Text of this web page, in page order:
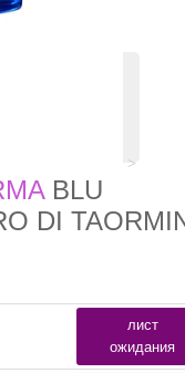
˃
BLU
DI
лист
ожидания